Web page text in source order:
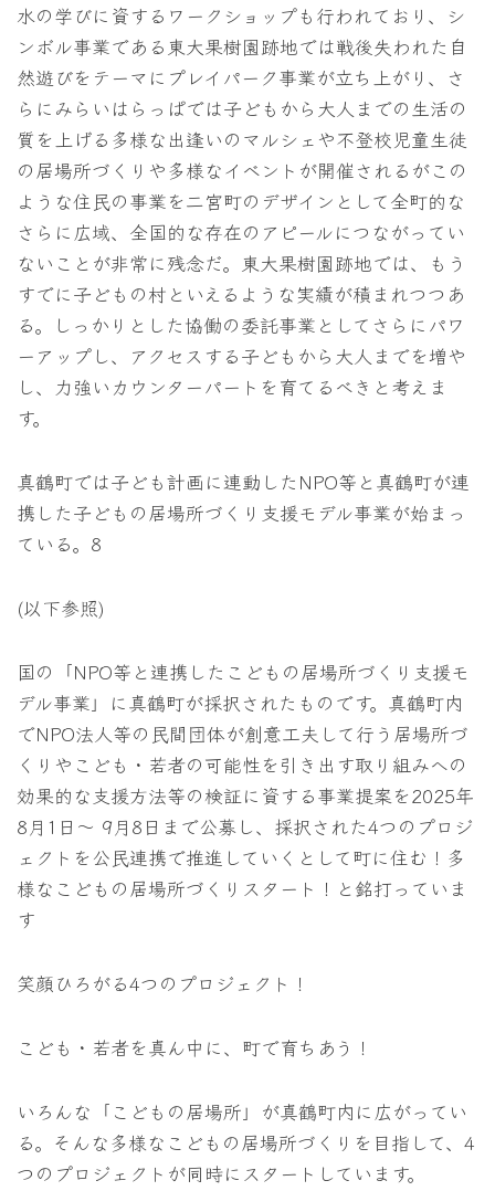
水の学びに資するワークショップも行われており、シ
ンボル事業である東大果樹園跡地では戦後失われた自
然遊びをテーマにプレイパーク事業が立ち上がり、さ
らにみらいはらっぱでは子どもから大人までの生活の
質を上げる多様な出逢いのマルシェや不登校児童生徒
の居場所づくりや多様なイベントが開催されるがこの
ような住民の事業を二宮町のデザインとして全町的な
さらに広域、全国的な存在のアピールにつながってい
ないことが非常に残念だ。東大果樹園跡地では、もう
すでに子どもの村といえるような実績が積まれつつあ
る。しっかりとした協働の委託事業としてさらにパワ
ーアップし、アクセスする子どもから大人までを増や
し、力強いカウンターパートを育てるべきと考えま
す。
真鶴町では子ども計画に連動したNPO等と真鶴町が連
携した子どもの居場所づくり支援モデル事業が始まっ
ている。8
(以下参照)
国の「NPO等と連携したこどもの居場所づくり支援モ
デル事業」に真鶴町が採択されたものです。真鶴町内
でNPO法人等の民間団体が創意工夫して行う居場所づ
くりやこども・若者の可能性を引き出す取り組みへの
効果的な支援方法等の検証に資する事業提案を2025年
8月1日～ 9月8日まで公募し、採択された4つのプロジ
ェクトを公民連携で推進していくとして町に住む！多
様なこどもの居場所づくりスタート！と銘打っていま
す
笑顔ひろがる4つのプロジェクト！
こども・若者を真ん中に、町で育ちあう！
いろんな「こどもの居場所」が真鶴町内に広がってい
る。そんな多様なこどもの居場所づくりを目指して、4
つのプロジェクトが同時にスタートしています。